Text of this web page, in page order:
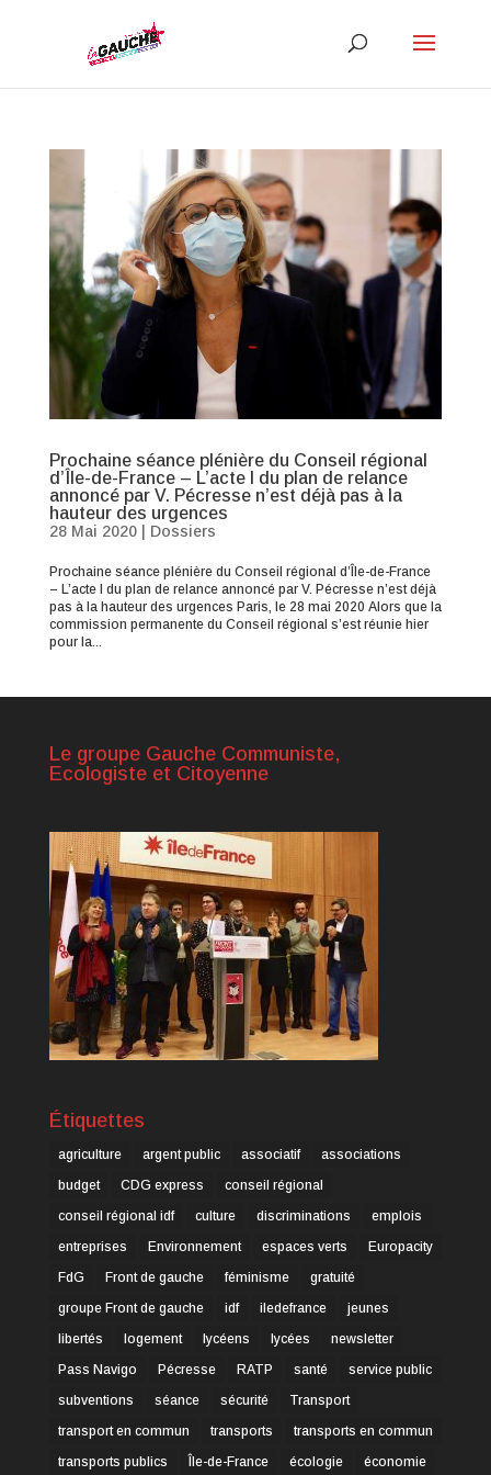
Prochaine séance plénière du Conseil régional
d’Île-de-France – L’acte I du plan de relance
annoncé par V. Pécresse n’est déjà pas à la
hauteur des urgences
28 Mai 2020| Dossiers
Prochaine séance plénière du Conseil régional d’Île-de-France
– L’acte I du plan de relance annoncé par V. Pécresse n’est déjà
pas à la hauteur des urgences Paris, le 28 mai 2020 Alors que la
commission permanente du Conseil régional s’est réunie hier
pour la...
Le groupe Gauche Communiste,
Ecologiste et Citoyenne
Étiquettes
agriculture argent public associatif
associations
budget
CDG express
conseil régional
conseil régional idf
culture discriminations
emplois
entreprises
Environnement espaces verts
Europacity
FdG
Front de gauche féminisme
gratuité
groupe Front de gauche
idf iledefrance
jeunes
libertés
logement lycéens lycées
newsletter
Pass Navigo
Pécresse RATP santé
service public
subventions
séance sécurité
Transport
transport en commun
transports
transports en commun
transports publics
Île-de-France écologie économie